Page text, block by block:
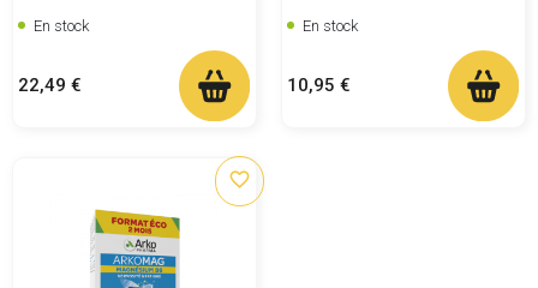
En stock
Prix
22,49 €
En stock
Prix
10,95 €
favorite_border